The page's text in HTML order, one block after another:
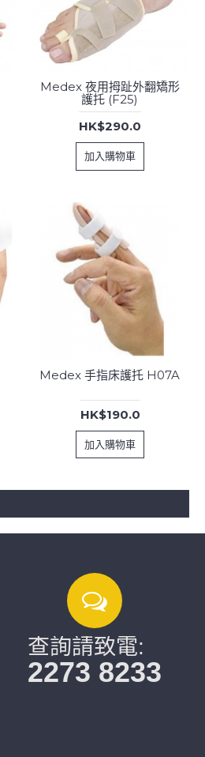
Medex 夜用拇趾外翻矯形
護托 (F25)
HK$290.0
加入購物車
Medex 手指床護托 H07A
HK$190.0
加入購物車
查詢請致電:
2273 8233